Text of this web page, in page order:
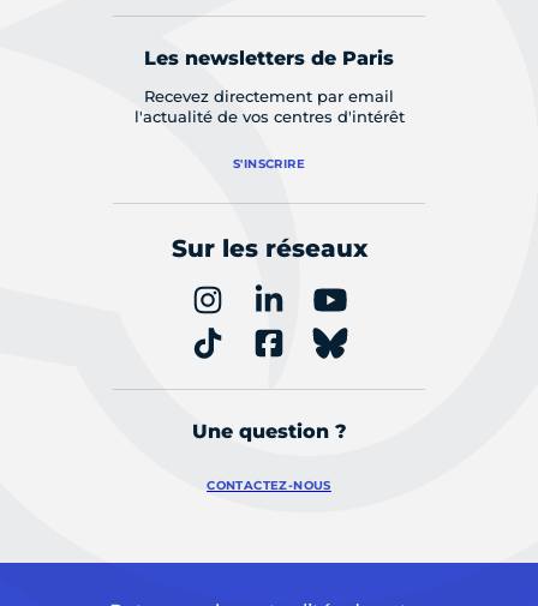
Les newsletters de Paris
Recevez directement par email
l'actualité de vos centres d'intérêt
S'INSCRIRE
Sur les réseaux
Une question ?
CONTACTEZ-NOUS